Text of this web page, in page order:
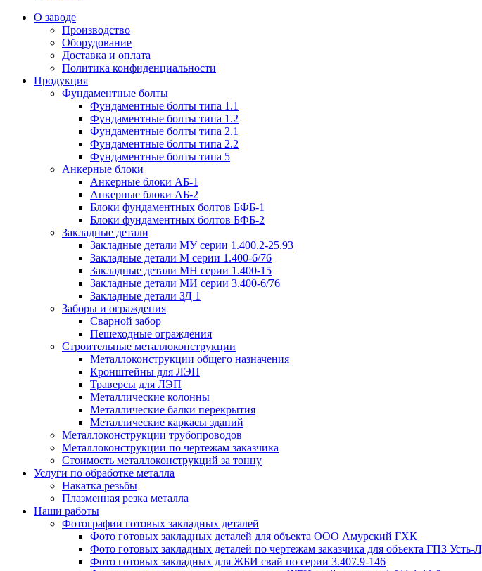
О заводе
Производство
Оборудование
Доставка и оплата
Политика конфиденциальности
Продукция
Фундаментные болты
Фундаментные болты типа 1.1
Фундаментные болты типа 1.2
Фундаментные болты типа 2.1
Фундаментные болты типа 2.2
Фундаментные болты типа 5
Анкерные блоки
Анкерные блоки АБ-1
Анкерные блоки АБ-2
Блоки фундаментных болтов БФБ-1
Блоки фундаментных болтов БФБ-2
Закладные детали
Закладные детали МУ серии 1.400.2-25.93
Закладные детали М серии 1.400-6/76
Закладные детали МН серии 1.400-15
Закладные детали МИ серии 3.400-6/76
Закладные детали ЗД 1
Заборы и ограждения
Сварной забор
Пешеходные ограждения
Строительные металлоконструкции
Металлоконструкции общего назначения
Кронштейны для ЛЭП
Траверсы для ЛЭП
Металлические колонны
Металлические балки перекрытия
Металлические каркасы зданий
Металлоконструкции трубопроводов
Металлоконструкции по чертежам заказчика
Cтоимость металлоконструкций за тонну
Услуги по обработке металла
Накатка резьбы
Плазменная резка металла
Наши работы
Фотографии готовых закладных деталей
Фото готовых закладных деталей для объекта ООО Амурский ГХК
Фото готовых закладных деталей по чертежам заказчика для объекта ГПЗ Усть-
Фото готовых закладных для ЖБИ свай по серии 3.407.9-146